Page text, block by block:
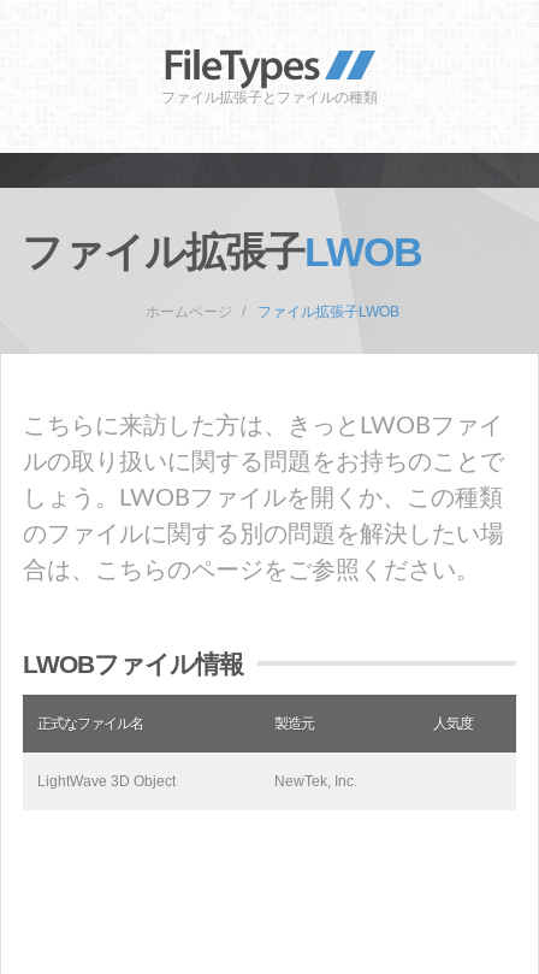
ファイル拡張子とファイルの種類
ファイル拡張子LWOB
ホームページ ファイル拡張子LWOB
こちらに来訪した方は、きっとLWOBファイ
ルの取り扱いに関する問題をお持ちのことで
しょう。LWOBファイルを開くか、この種類
のファイルに関する別の問題を解決したい場
合は、こちらのページをご参照ください。
LWOBファイル情報
正式なファイル名 製造元 人気度
LightWave 3D Object NewTek, Inc.